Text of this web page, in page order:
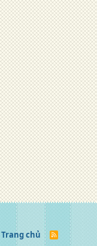
Trang chủ
R